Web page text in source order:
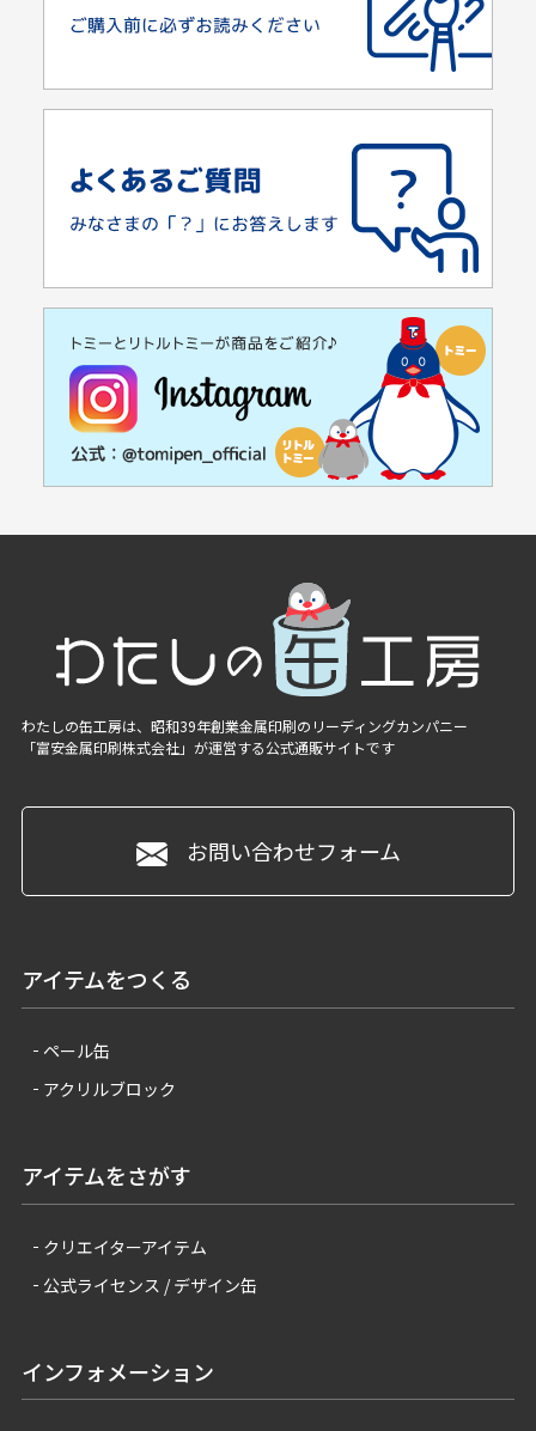
わたしの缶工房は、昭和39年創業金属印刷のリーディングカンパニー
「富安金属印刷株式会社」 が運営する公式通販サイトです
お問い合わせフォーム
アイテムをつくる
ペール缶
アクリルブロック
アイテムをさがす
クリエイターアイテム
公式ライセンス / デザイン缶
インフォメーション